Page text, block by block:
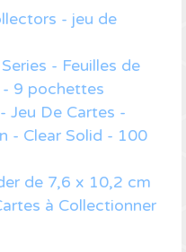
- jeu de
- Feuilles de
9 pochettes
Jeu De Cartes -
- Clear Solid - 100
de 7,6 x 10,2 cm
à Collectionner